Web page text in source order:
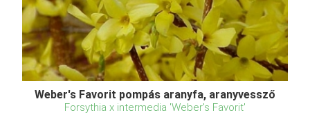
Weber's Favorit pompás aranyfa, aranyvessző
Forsythia x intermedia 'Weber's Favorit'